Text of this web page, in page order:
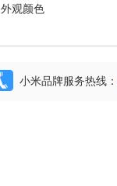
外观颜色
小米品牌服务热线：